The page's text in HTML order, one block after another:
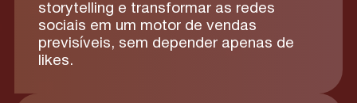
storytelling e transformar as redes
sociais em um motor de vendas
previsíveis, sem depender apenas de
likes.